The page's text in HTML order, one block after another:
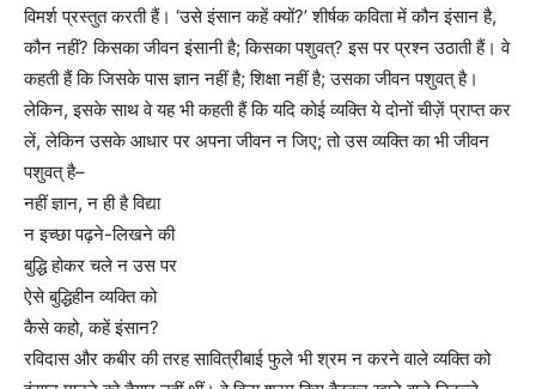
विमर्श प्रस्तुत करती हैं। ‘उसे इंसान कहें क्यों?’ शीर्षक कविता में कौन इंसान है,
कौन नहीं? किसका जीवन इंसानी है; किसका पशुवत्? इस पर प्रश्न उठाती हैं। वे
कहती हैं कि जिसके पास ज्ञान नहीं है; शिक्षा नहीं है; उसका जीवन पशुवत् है।
लेकिन, इसके साथ वे यह भी कहती हैं कि यदि कोई व्यक्ति ये दोनों चीज़ें प्राप्त कर
लें, लेकिन उसके आधार पर अपना जीवन न जिए; तो उस व्यक्ति का भी जीवन
पशुवत् है–
नहीं ज्ञान, न ही है विद्या
न इच्छा पढ़ने-लिखने की
बुद्धि होकर चले न उस पर
ऐसे बुद्धिहीन व्यक्ति को
कैसे कहो, कहें इंसान?
रविदास और कबीर की तरह सावित्रीबाई फुले भी श्रम न करने वाले व्यक्ति को